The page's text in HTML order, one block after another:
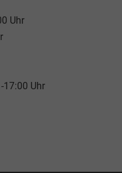
Uhr
17:00 Uhr